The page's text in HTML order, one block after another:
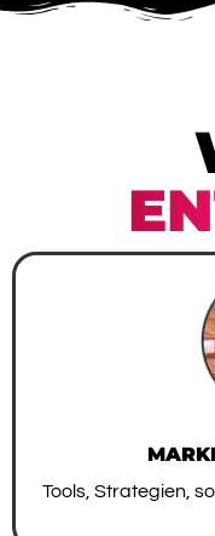
Tools, Strategien,